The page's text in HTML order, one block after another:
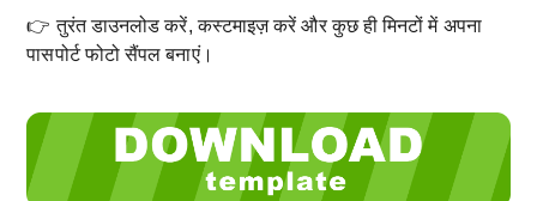
👉 तुरंत डाउनलोड करें, कस्टमाइज़ करें और कुछ ही मिनटों में अपना
पासपोर्ट फोटो सैंपल बनाएं।